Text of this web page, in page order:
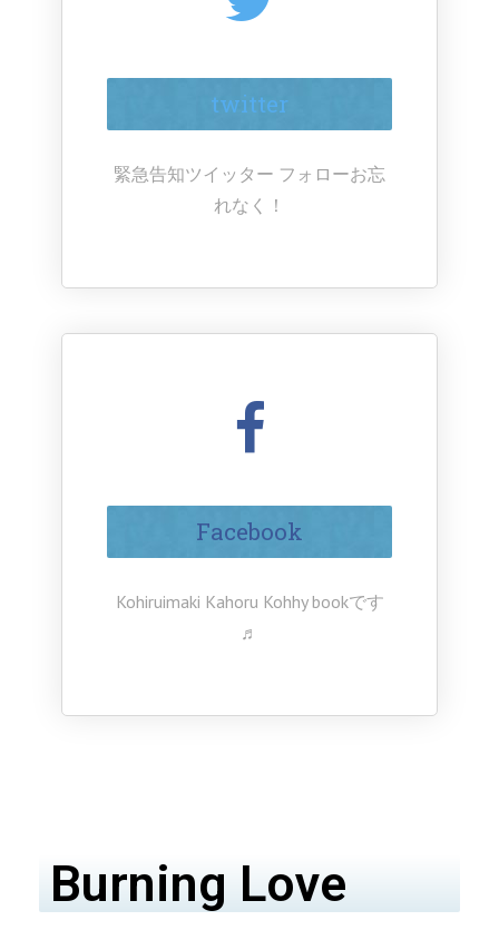
twitter
緊急告知ツイッター フォローお忘
れなく！
Facebook
Kohiruimaki Kahoru Kohhy bookです
♬
Burning Love